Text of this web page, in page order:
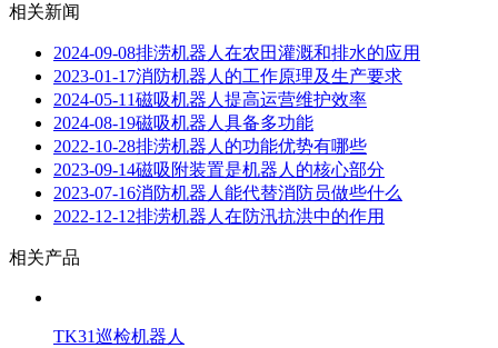
相关新闻
2024-09-08排涝机器人在农田灌溉和排水的应用
2023-01-17消防机器人的工作原理及生产要求
2024-05-11磁吸机器人提高运营维护效率
2024-08-19磁吸机器人具备多功能
2022-10-28排涝机器人的功能优势有哪些
2023-09-14磁吸附装置是机器人的核心部分
2023-07-16消防机器人能代替消防员做些什么
2022-12-12排涝机器人在防汛抗洪中的作用
相关产品
TK31巡检机器人